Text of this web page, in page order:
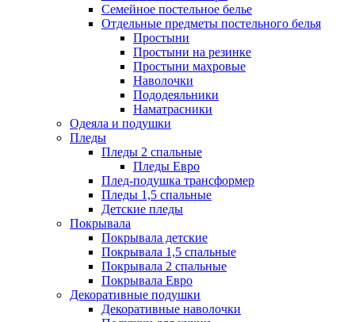
Семейное постельное белье
Отдельные предметы постельного белья
Простыни
Простыни на резинке
Простыни махровые
Наволочки
Пододеяльники
Наматрасники
Одеяла и подушки
Пледы
Пледы 2 спальные
Пледы Евро
Плед-подушка трансформер
Пледы 1,5 спальные
Детские пледы
Покрывала
Покрывала детские
Покрывала 1,5 спальные
Покрывала 2 спальные
Покрывала Евро
Декоративные подушки
Декоративные наволочки